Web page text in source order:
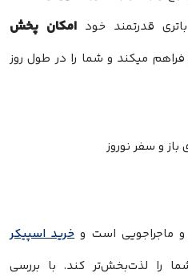
قدرتمند خود امکان پخش
فراهم میکند و شما را در طول روز
و ماجراجویی است وخرید اسپیکر
را لذت‌بخش‌تر کند. با بررسی